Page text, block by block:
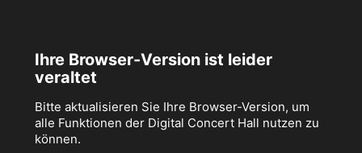
Ihre Browser-Version ist leider
veraltet
Bitte aktualisieren Sie Ihre Browser-Version, um
alle Funktionen der Digital Concert Hall nutzen zu
können.